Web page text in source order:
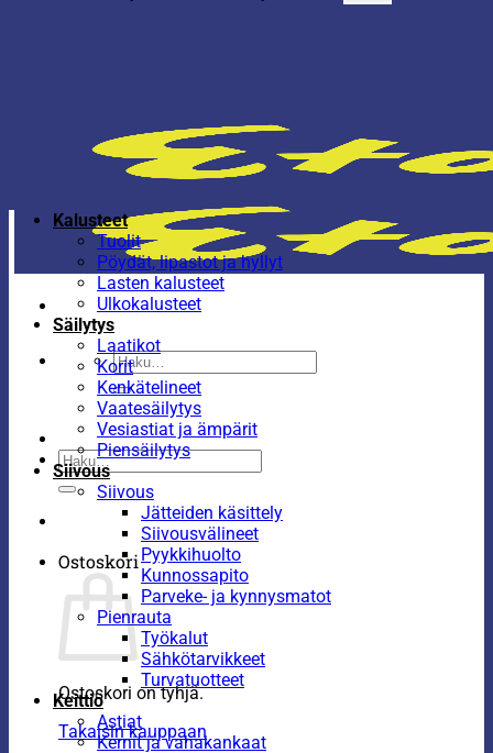
Etsi:
Etsi:
Ostoskori
Ostoskori on tyhjä.
Takaisin kauppaan
Kalusteet
Tuolit
Pöydät, lipastot ja hyllyt
Lasten kalusteet
Ulkokalusteet
Säilytys
Laatikot
Korit
Kenkätelineet
Vaatesäilytys
Vesiastiat ja ämpärit
Piensäilytys
Siivous
Siivous
Jätteiden käsittely
Siivousvälineet
Pyykkihuolto
Kunnossapito
Parveke- ja kynnysmatot
Pienrauta
Työkalut
Sähkötarvikkeet
Turvatuotteet
Keittiö
Astiat
Kernit ja vahakankaat